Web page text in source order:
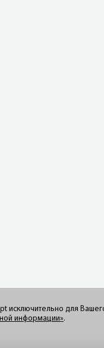
исключительно для
информации».